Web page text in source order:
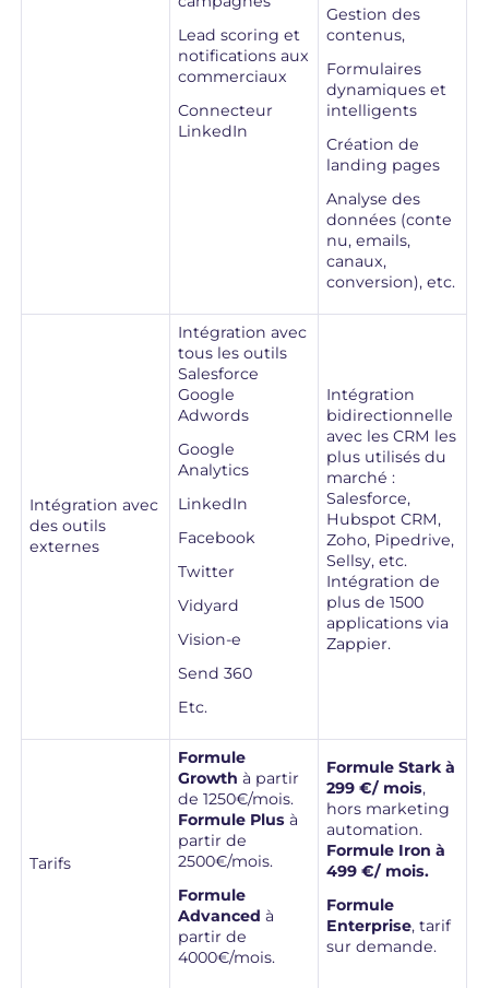
Lead scoring et
notifications aux
commerciaux
Connecteur
LinkedIn
Gestion des
contenus,
Formulaires
dynamiques et
intelligents
Création de
landing pages
Analyse des
données (conte
nu, emails,
canaux,
conversion), etc.
Intégration avec
des outils
externes
Intégration avec
tous les outils
Salesforce
Google
Adwords
Google
Analytics
LinkedIn
Facebook
Twitter
Vidyard
Vision-e
Send 360
Etc.
Intégration
bidirectionnelle
avec les CRM les
plus utilisés du
marché :
Salesforce,
Hubspot CRM,
Zoho, Pipedrive,
Sellsy, etc.
Intégration de
plus de 1500
applications via
Zappier.
Tarifs
Formule
Growth à partir
de 1250€/mois.
Formule Plus à
partir de
2500€/mois.
Formule
Advanced à
partir de
4000€/mois.
Formule Stark à
299 €/ mois,
hors marketing
automation.
Formule Iron à
499 €/ mois.
Formule
Enterprise, tarif
sur demande.